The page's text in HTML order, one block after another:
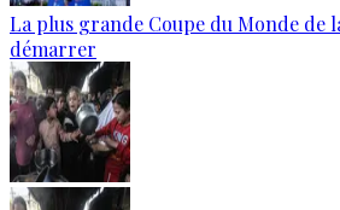
La plus grande Coupe du Monde de
démarrer